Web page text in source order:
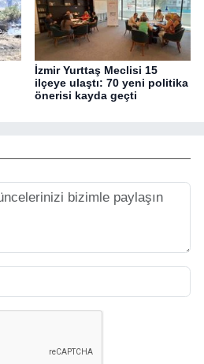
İzmir Yurttaş Meclisi 15
ilçeye ulaştı: 70 yeni politika
önerisi kayda geçti